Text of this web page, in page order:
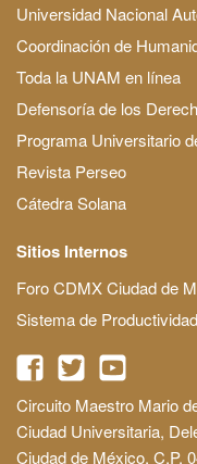
Universidad Nacional
Coordinación de
Toda la UNAM en línea
Defensoría de los
Programa Universitario
Revista Perseo
Cátedra Solana
Sitios Internos
Foro CDMX Ciudad de
Sistema de
Circuito Maestro Mario
Ciudad Universitaria,
Ciudad de México, C.P.